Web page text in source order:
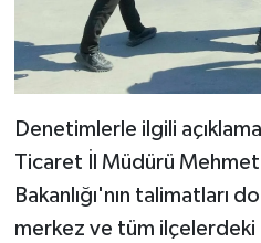
Denetimlerle ilgili
Ticaret İl Müdürü
Bakanlığı'nın talimatları
merkez ve tüm